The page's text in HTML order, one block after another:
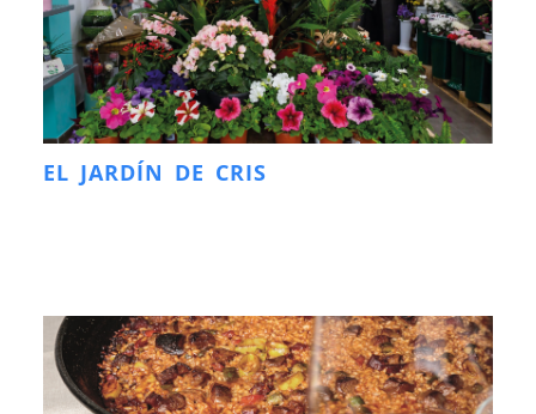
EL JARDÍN DE CRIS